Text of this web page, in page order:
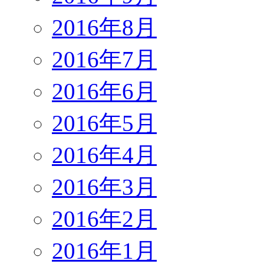
2016年8月
2016年7月
2016年6月
2016年5月
2016年4月
2016年3月
2016年2月
2016年1月